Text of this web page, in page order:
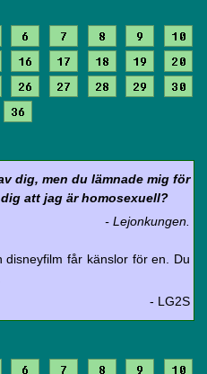
6 7 8 9
10
16 17 18 19
20
26 27 28 29
30
36
dig, men du lämnade mig för
att jag är homosexuell?
- Lejonkungen.
får känslor för en. Du
- LG2S
6 7 8 9 10